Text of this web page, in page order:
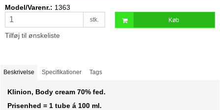
Model/Varenr.: 1363
stk. Køb
Tilføj til ønskeliste
Beskrivelse Specifikationer Tags
Klinion, Body cream 70% fed.
Prisenhed = 1 tube á 100 ml.